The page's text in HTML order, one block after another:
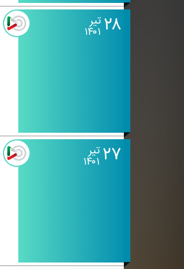
۲۸تیر
۱۴۰۱
۲۷تیر
۱۴۰۱